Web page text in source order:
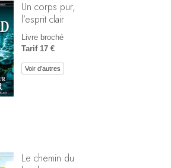
de l’organisation
des relations publiques
Un corps pur,
l’esprit clair
Livre broché
Tarif 17 €
Voir d’autres
Le chemin du